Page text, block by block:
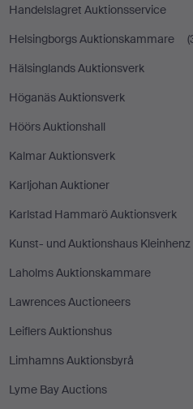
Handelslagret Auktionsservice
Helsingborgs Auktionskammare
Hälsinglands Auktionsverk
Höganäs Auktionsverk
Höörs Auktionshall
Kalmar Auktionsverk
Karljohan Auktioner
Karlstad Hammarö Auktionsverk
Kunst- und Auktionshaus Kleinhenz
Laholms Auktionskammare
Lawrences Auctioneers
Leiflers Auktionshus
Limhamns Auktionsbyrå
Lyme Bay Auctions